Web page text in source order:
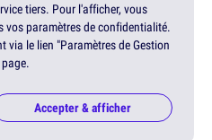
tiers. Pour l'afficher, vous
vos paramètres de confidentialité.
via le lien "Paramètres de Gestion
Accepter & afficher